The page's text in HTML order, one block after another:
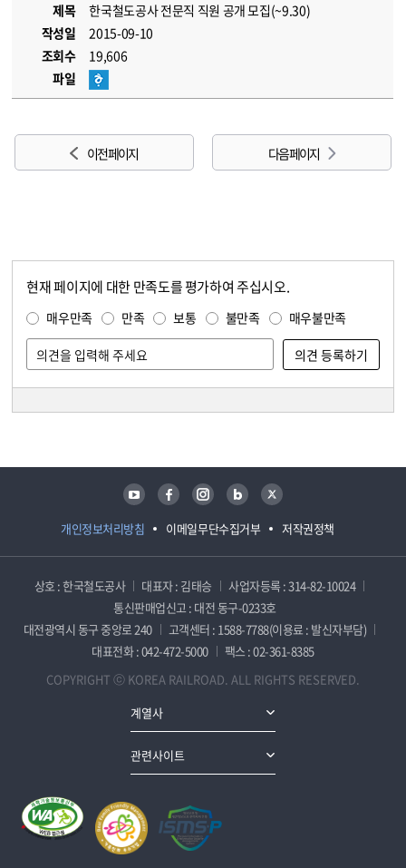
제목
한국철도공사 전문직 직원 공개 모집(~9.30)
작성일
2015-09-10
조회수
19,606
파일
이전 페이지 다음 페이지
현재 페이지에 대한 만족도를 평가하여 주십시오.
매우만족 만족 보통 불만족 매우불만족
개인정보처리방침 이메일무단수집거부 저작권정책
유튜브 페이스북 인스타그램 블로그 트위터
상호 : 한국철도공사 대표자 : 김태승
사업자등록 : 314-82-10024
통신판매업신고 : 대전 동구-0233호
대전광역시 동구 중앙로 240
고객센터 : 1588-7788(이용료 : 발신자부담)
대표전화 : 042-472-5000
팩스 : 02-361-8385
COPYRIGHT ⓒ KOREA RAILROAD. ALL RIGHTS RESERVED.
계열사
관련사이트